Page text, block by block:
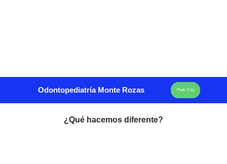
Odontopediatría Monte Rozas Pedir Cita
¿Qué hacemos diferente?